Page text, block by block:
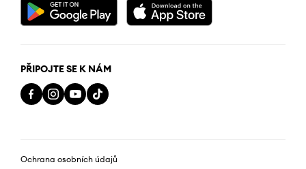
PŘIPOJTE SE K NÁM
Ochrana osobních údajů